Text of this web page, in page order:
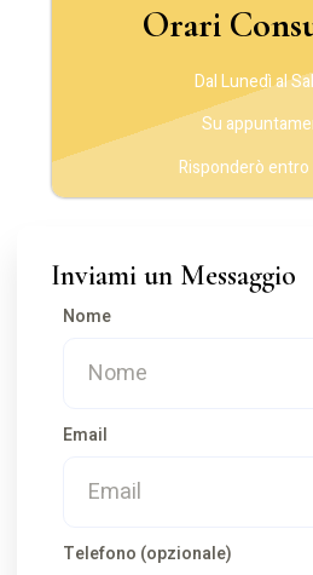
Orari
Dal Lunedì al
Su
Risponderò entro
Inviami un Messaggio
Nome
Email
Telefono (opzionale)